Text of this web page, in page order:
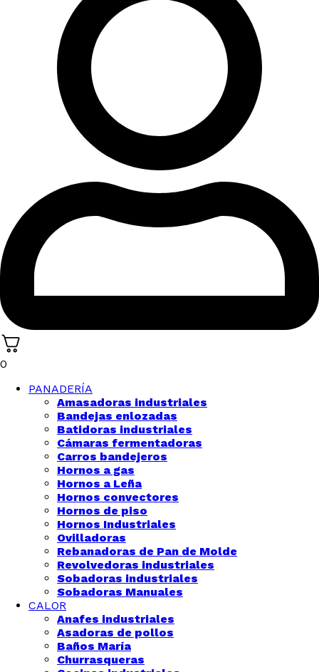
0
PANADERÍA
Amasadoras industriales
Bandejas enlozadas
Batidoras industriales
Cámaras fermentadoras
Carros bandejeros
Hornos a gas
Hornos a Leña
Hornos convectores
Hornos de piso
Hornos Industriales
Ovilladoras
Rebanadoras de Pan de Molde
Revolvedoras industriales
Sobadoras industriales
Sobadoras Manuales
CALOR
Anafes industriales
Asadoras de pollos
Baños María
Churrasqueras